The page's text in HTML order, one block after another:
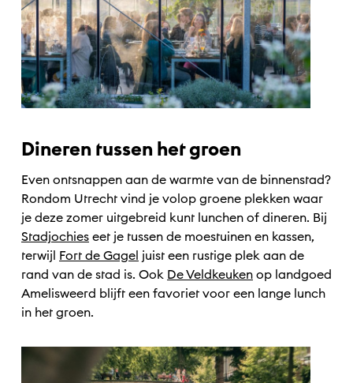
Dineren tussen het groen
Even ontsnappen aan de warmte van de binnenstad?
Rondom Utrecht vind je volop groene plekken waar
je deze zomer uitgebreid kunt lunchen of dineren. Bij
Stadjochies eet je tussen de moestuinen en kassen,
terwijl Fort de Gagel juist een rustige plek aan de
rand van de stad is. Ook De Veldkeuken op landgoed
Amelisweerd blijft een favoriet voor een lange lunch
in het groen.